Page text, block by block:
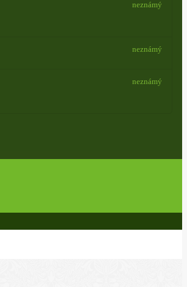
neznámý
neznámý
neznámý